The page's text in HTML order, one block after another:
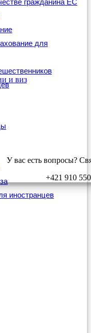
гражданина ЕС
для
иностранцев
У вас есть вопросы?
+421 910